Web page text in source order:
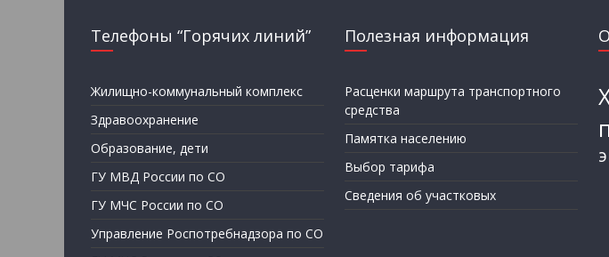
Телефоны “Горячих линий”
Жилищно-коммунальный комплекс
Здравоохранение
Образование, дети
ГУ МВД России по СО
ГУ МЧС России по СО
Управление Роспотребнадзора по СО
Полезная информация
Расценки маршрута транспортного
средства
Памятка населению
Выбор тарифа
Сведения об участковых